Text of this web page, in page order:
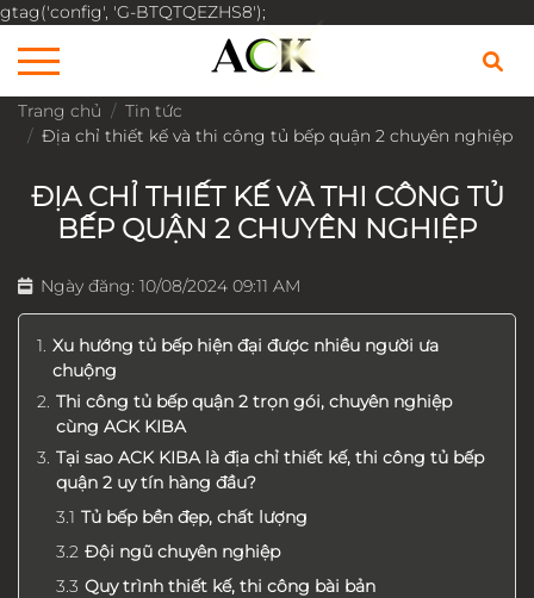
gtag('config', 'G-BTQTQEZHS8');
Trang chủ
Tin tức
Địa chỉ thiết kế và thi công tủ bếp quận 2 chuyên nghiệp
ĐỊA CHỈ THIẾT KẾ VÀ THI CÔNG TỦ
BẾP QUẬN 2 CHUYÊN NGHIỆP
Ngày đăng: 10/08/2024 09:11 AM
Xu hướng tủ bếp hiện đại được nhiều người ưa
chuộng
Thi công tủ bếp quận 2 trọn gói, chuyên nghiệp
cùng ACK KIBA
Tại sao ACK KIBA là địa chỉ thiết kế, thi công tủ bếp
quận 2 uy tín hàng đầu?
Tủ bếp bền đẹp, chất lượng
Đội ngũ chuyên nghiệp
Quy trình thiết kế, thi công bài bản